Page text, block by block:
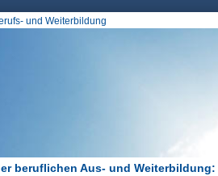
und Weiterbildung
beruflichen Aus- und Weiterbildung: